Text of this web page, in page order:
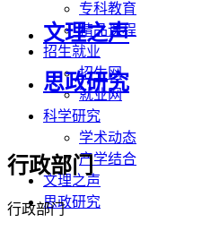
专科教育
精品课程
招生就业
招生网
就业网
科学研究
学术动态
产学结合
文理之声
思政研究
文理之声
思政研究
行政部门
行政部门